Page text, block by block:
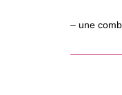
– une